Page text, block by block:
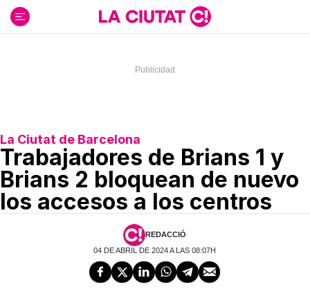
contenido
La Ciutat de Barcelona
Trabajadores de Brians 1 y
Brians 2 bloquean de nuevo
los accesos a los centros
REDACCIÓ
04 DE ABRIL DE 2024 A LAS 08:07H